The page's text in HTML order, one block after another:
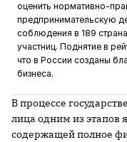
оценить нормативно-
предпринимательскую
соблюдения в 189
участниц. Поднятие в
что в России созданы
бизнеса.
В процессе
лица одним из этапов
содержащей полное